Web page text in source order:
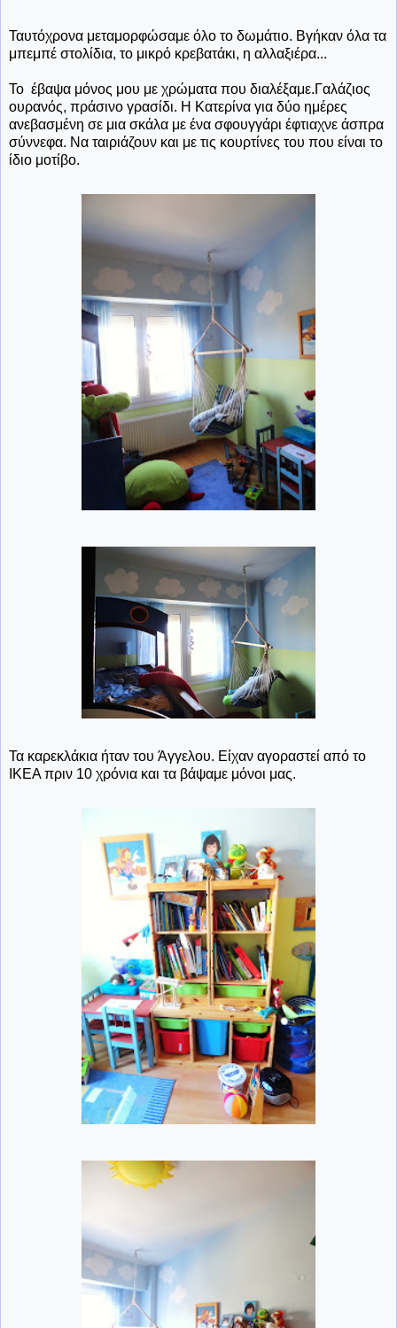
Ταυτόχρονα μεταμορφώσαμε όλο το δωμάτιο. Βγήκαν όλα τα
μπεμπέ στολίδια, το μικρό κρεβατάκι, η αλλαξιέρα...
Το έβαψα μόνος μου με χρώματα που διαλέξαμε.Γαλάζιος
ουρανός, πράσινο γρασίδι. Η Κατερίνα για δύο ημέρες
ανεβασμένη σε μια σκάλα με ένα σφουγγάρι έφτιαχνε άσπρα
σύννεφα. Να ταιριάζουν και με τις κουρτίνες του που είναι το
ίδιο μοτίβο.
Τα καρεκλάκια ήταν του Άγγελου. Είχαν αγοραστεί από το
ΙΚΕΑ πριν 10 χρόνια και τα βάψαμε μόνοι μας.